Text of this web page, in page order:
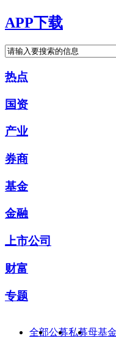
APP下载
热点
国资
产业
券商
基金
金融
上市公司
财富
专题
全部公募私募母基金